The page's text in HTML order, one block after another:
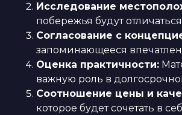
Исследование
побережья будут
Согласование с
запоминающееся
Оценка практичности:
важную роль в
Соотношение цены и
которое будет сочетать в